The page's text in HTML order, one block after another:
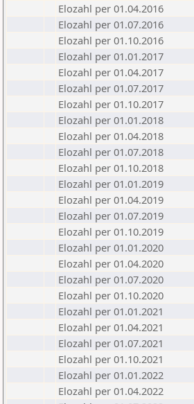
Elozahl per 01.04.2016
Elozahl per 01.07.2016
Elozahl per 01.10.2016
Elozahl per 01.01.2017
Elozahl per 01.04.2017
Elozahl per 01.07.2017
Elozahl per 01.10.2017
Elozahl per 01.01.2018
Elozahl per 01.04.2018
Elozahl per 01.07.2018
Elozahl per 01.10.2018
Elozahl per 01.01.2019
Elozahl per 01.04.2019
Elozahl per 01.07.2019
Elozahl per 01.10.2019
Elozahl per 01.01.2020
Elozahl per 01.04.2020
Elozahl per 01.07.2020
Elozahl per 01.10.2020
Elozahl per 01.01.2021
Elozahl per 01.04.2021
Elozahl per 01.07.2021
Elozahl per 01.10.2021
Elozahl per 01.01.2022
Elozahl per 01.04.2022